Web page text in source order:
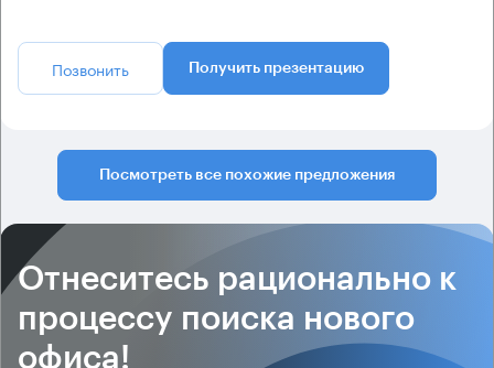
Позвонить Получить презентацию
Посмотреть все похожие предложения
Отнеситесь рационально к
процессу поиска нового
офиса!